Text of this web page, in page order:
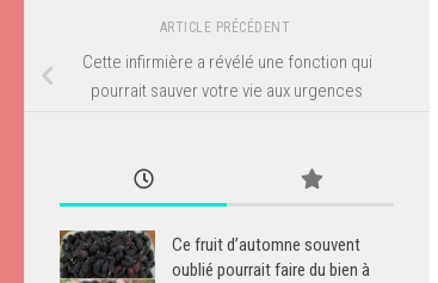
ARTICLE PRÉCÉDENT
Cette infirmière a révélé une fonction qui
pourrait sauver votre vie aux urgences
Ce fruit d’automne souvent
oublié pourrait faire du bien à